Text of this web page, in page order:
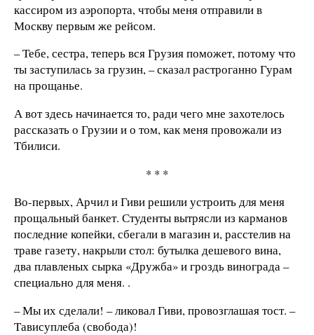
кассиром из аэропорта, чтобы меня отправили в
Москву первым же рейсом.
– Тебе, сестра, теперь вся Грузия поможет, потому что
ты заступилась за грузин, – сказал растроганно Гурам
на прощанье.
А вот здесь начинается то, ради чего мне захотелось
рассказать о Грузии и о том, как меня провожали из
Тбилиси.
* * *
Во-первых, Арчил и Гиви решили устроить для меня
прощальный банкет. Студенты вытрясли из карманов
последние копейки, сбегали в магазин и, расстелив на
траве газету, накрыли стол: бутылка дешевого вина,
два плавленых сырка «Дружба» и гроздь винограда –
специально для меня. .
– Мы их сделали! – ликовал Гиви, провозглашая тост. –
Тависуплеба (свобода)!